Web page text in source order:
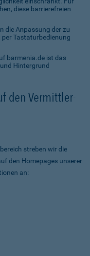
diese barrierefreien
die Anpassung der zu
Tastaturbedienung
barmenia.de ist das
Hintergrund
den Vermittler-
streben wir die
den Homepages unserer
an: